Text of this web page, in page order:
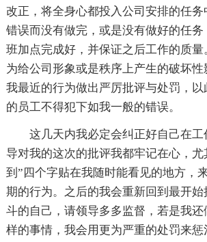
改正，将全身心都投入公司安排的任
错误而没有做完，或是没有做好的任
班加点完成好，并保证之后工作的质
为给公司形象或是秩序上产生的破坏
我最近的行为做出严厉批评与处罚，以
的员工不得犯下如我一般的错误。
这几天内我必定会纠正好自己在
导对我的这次的批评我都牢记在心，尤
到”四个字贴在我随时能看见的地方，
期的行为。之后的我会重新回到最开
斗的自己，请领导多多监督，若是我
样的事情，我会用更为严重的处罚来